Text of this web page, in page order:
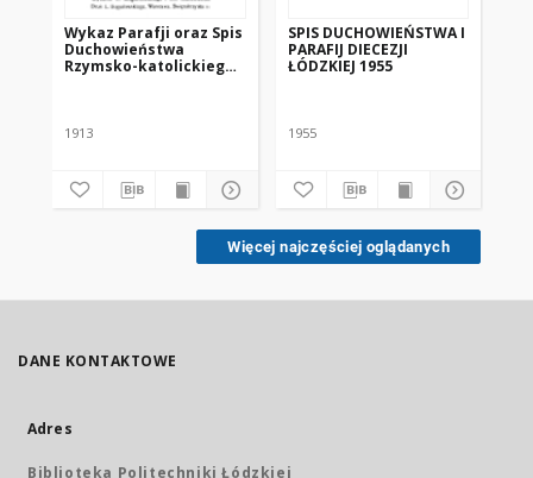
Wykaz Parafji oraz Spis
Duchowieństwa
Rzymsko-katolickiego
Przemysłowo-
Spisem Towarzystw
Spożywczych w Król.
1913
SPIS DUCHOWIEŃSTWA I
PARAFIJ DIECEZJI
ŁÓDZKIEJ 1955
1955
Więcej najczęściej oglądanych
DANE KONTAKTOWE
Adres
Biblioteka Politechniki Łódzkiej